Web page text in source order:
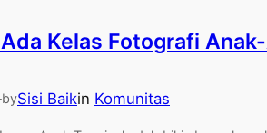
Kelas Fotografi
bySisi Baikin Komunitas